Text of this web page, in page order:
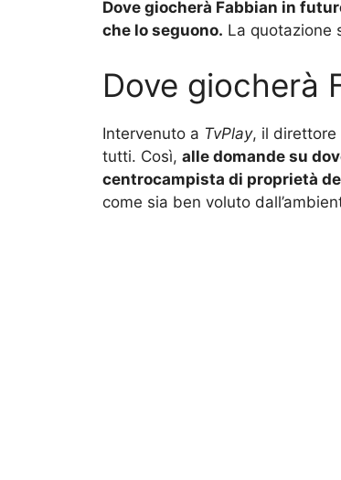
Dove giocherà Fabbian in
che lo seguono. La quotazione
Dove giocherà
Intervenuto a TvPlay, il direttore
tutti. Così, alle domande su
centrocampista di proprietà
come sia ben voluto